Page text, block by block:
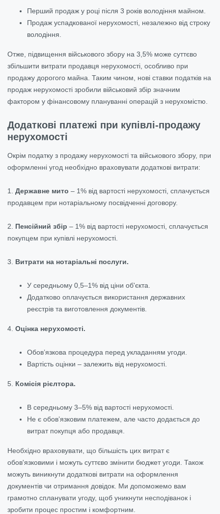
Перший продаж у році після 3 років володіння майном.
Продаж успадкованої нерухомості, незалежно від строку
володіння.
Отже, підвищення військового збору на 3,5% може суттєво
збільшити витрати продавця нерухомості, особливо при
продажу дорогого майна. Таким чином, нові ставки податків на
продаж нерухомості зробили військовий збір значним
фактором у фінансовому плануванні операцій з нерухомістю.
Додаткові платежі при купівлі-продажу
нерухомості
Окрім податку з продажу нерухомості та військового збору, при
оформленні угод необхідно враховувати додаткові витрати:
1. Державне мито – 1% від вартості нерухомості, сплачується
продавцем при нотаріальному посвідченні договору.
2. Пенсійний збір – 1% від вартості нерухомості, сплачується
покупцем при купівлі нерухомості.
3. Витрати на нотаріальні послуги.
У середньому 0,5–1% від ціни об'єкта.
Додатково оплачується використання державних
реєстрів та виготовлення документів.
4. Оцінка нерухомості.
Обов’язкова процедура перед укладанням угоди.
Вартість оцінки – залежить від нерухомості.
5. Комісія рієлтора.
В середньому 3–5% від вартості нерухомості.
Не є обов’язковим платежем, але часто додається до
витрат покупця або продавця.
Необхідно враховувати, що більшість цих витрат є
обов'язковими і можуть суттєво змінити бюджет угоди. Також
можуть виникнути додаткові витрати на оформлення
документів чи отримання довідок. Ми допоможемо вам
грамотно спланувати угоду, щоб уникнути несподіванок і
зробити процес простим і комфортним.